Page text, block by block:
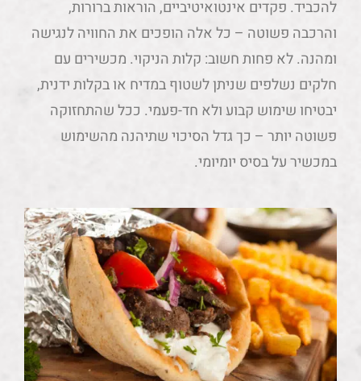
להכביד. פקדים אינטואיטיביים, הוראות ברורות,
והרכבה פשוטה – כל אלה הופכים את החוויה לנגישה
ומהנה. לא פחות חשוב: קלות הניקוי. מכשירים עם
חלקים נשלפים שניתן לשטוף במדיח או בקלות ידנית,
יבטיחו שימוש קבוע ולא חד-פעמי. ככל שהתחזוקה
פשוטה יותר – כך גדל הסיכוי שתיהנה מהשימוש
במכשיר על בסיס יומיומי.